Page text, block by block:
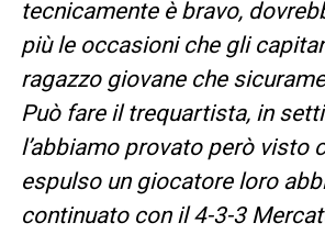
tecnicamente è bravo,
più le occasioni che gli
ragazzo giovane che
Può fare il trequartista, in
l’abbiamo provato però visto
espulso un giocatore loro
continuato con il 4-3-3